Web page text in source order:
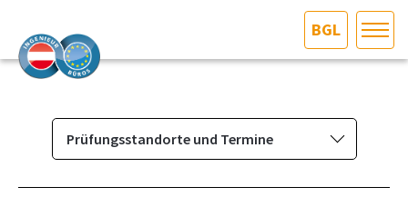
BGL
AKTUELLES/INGOO
DAS INGENIEURBÜRO
Prüfungsstandorte und Termine
Das Ingenieurbüro